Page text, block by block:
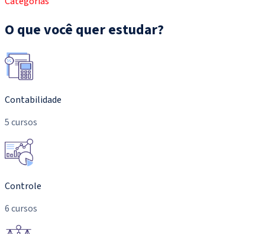
O que você quer estudar?
Contabilidade
5 cursos
Controle
6 cursos